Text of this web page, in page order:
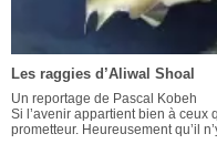
Les raggies d’Aliwal Shoal
Un reportage de Pascal Kobeh
Si l’avenir appartient bien à ceux
prometteur. Heureusement qu’il